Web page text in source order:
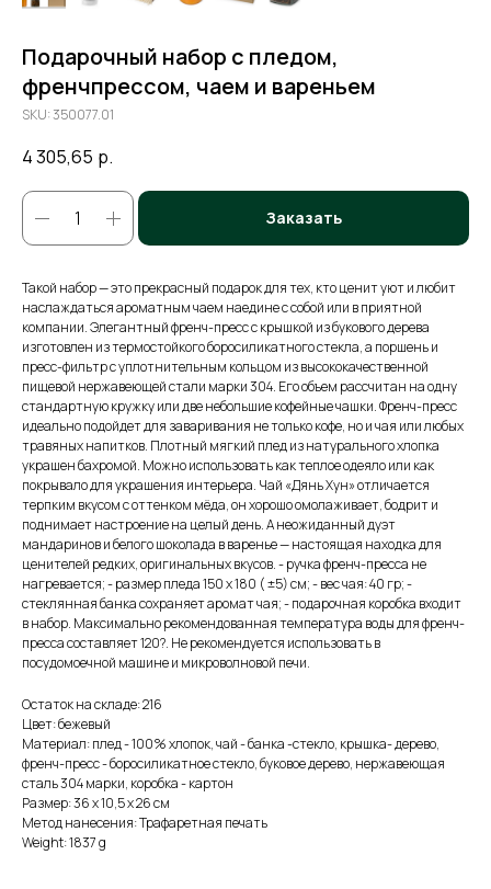
Подарочный набор с пледом,
френчпрессом, чаем и вареньем
SKU:350077.01
4 305,65 р.
Заказать
Такой набор — это прекрасный подарок для тех, кто ценит уют и любит
наслаждаться ароматным чаем наедине с собой или в приятной
компании. Элегантный френч-пресс с крышкой из букового дерева
изготовлен из термостойкого боросиликатного стекла, а поршень и
пресс-фильтр с уплотнительным кольцом из высококачественной
пищевой нержавеющей стали марки 304. Его объем рассчитан на одну
стандартную кружку или две небольшие кофейные чашки. Френч-пресс
идеально подойдет для заваривания не только кофе, но и чая или любых
травяных напитков. Плотный мягкий плед из натурального хлопка
украшен бахромой. Можно использовать как теплое одеяло или как
покрывало для украшения интерьера. Чай «Дянь Хун» отличается
терпким вкусом с оттенком мёда, он хорошо омолаживает, бодрит и
поднимает настроение на целый день. А неожиданный дуэт
мандаринов и белого шоколада в варенье — настоящая находка для
ценителей редких, оригинальных вкусов. - ручка френч-пресса не
нагревается; - размер пледа 150 х 180 ( ±5) см; - вес чая: 40 гр; -
стеклянная банка сохраняет аромат чая; - подарочная коробка входит
в набор. Максимально рекомендованная температура воды для френч-
пресса составляет 120?. Не рекомендуется использовать в
посудомоечной машине и микроволновой печи.
Остаток на складе: 216
Цвет: бежевый
Материал: плед - 100% хлопок, чай - банка -стекло, крышка- дерево,
френч-пресс - боросиликатное стекло, буковое дерево, нержавеющая
сталь 304 марки, коробка - картон
Размер: 36 х 10,5 х 26 см
Метод нанесения: Трафаретная печать
Weight: 1837 g